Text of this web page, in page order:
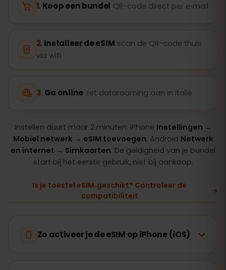
Koop een bundel QR-code direct per e‑mail
Installeer de eSIM scan de QR-code thuis
via wifi
Ga online zet dataroaming aan in Italië
Instellen duurt maar 2 minuten: iPhone Instellingen →
Mobiel netwerk → eSIM toevoegen, Android Netwerk
en internet → Simkaarten. De geldigheid van je bundel
start bij het eerste gebruik, niet bij aankoop.
Is je toestel eSIM‑geschikt? Controleer de
compatibiliteit
Zo activeer je de eSIM op iPhone (iOS)